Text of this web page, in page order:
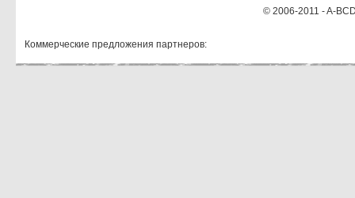
© 2006-2011 - A-
Коммерческие предложения партнеров: